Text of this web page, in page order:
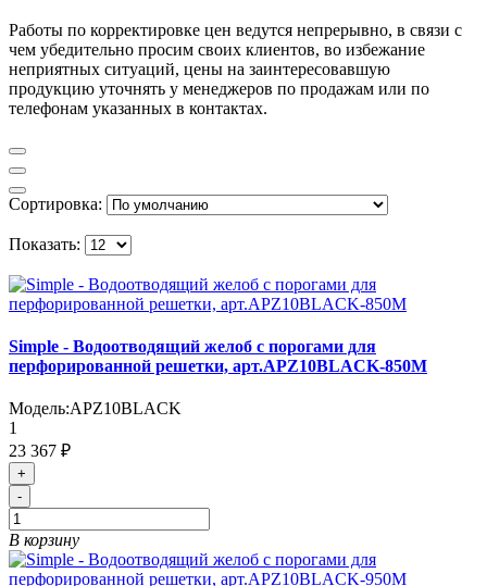
Работы по корректировке цен ведутся непрерывно, в связи с
чем убедительно просим своих клиентов, во избежание
неприятных ситуаций, цены на заинтересовавшую
продукцию уточнять у менеджеров по продажам или по
телефонам указанных в контактах.
Сортировка:
Показать:
Simple - Водоотводящий желоб с порогами для
перфорированной решетки, арт.APZ10BLACK-850M
Модель:APZ10BLACK
1
23 367 ₽
+
-
В корзину